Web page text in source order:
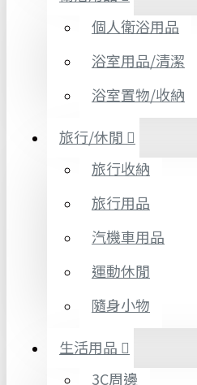
個人衛浴用品
浴室用品/清潔
浴室置物/收納
旅行/休閒
旅行收納
旅行用品
汽機車用品
運動休閒
隨身小物
生活用品
3C周邊